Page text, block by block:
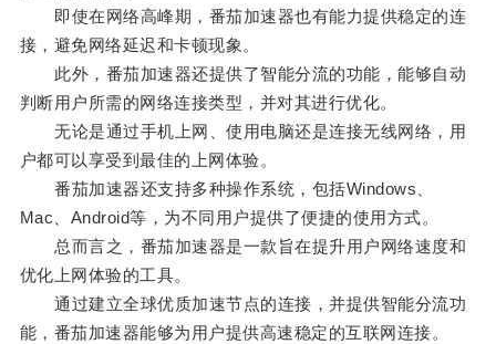
即使在网络高峰期，番茄加速器也有能力提供稳定的连
接，避免网络延迟和卡顿现象。
此外，番茄加速器还提供了智能分流的功能，能够自动
判断用户所需的网络连接类型，并对其进行优化。
无论是通过手机上网、使用电脑还是连接无线网络，用
户都可以享受到最佳的上网体验。
番茄加速器还支持多种操作系统，包括Windows、
Mac、Android等，为不同用户提供了便捷的使用方式。
总而言之，番茄加速器是一款旨在提升用户网络速度和
优化上网体验的工具。
通过建立全球优质加速节点的连接，并提供智能分流功
能，番茄加速器能够为用户提供高速稳定的互联网连接。